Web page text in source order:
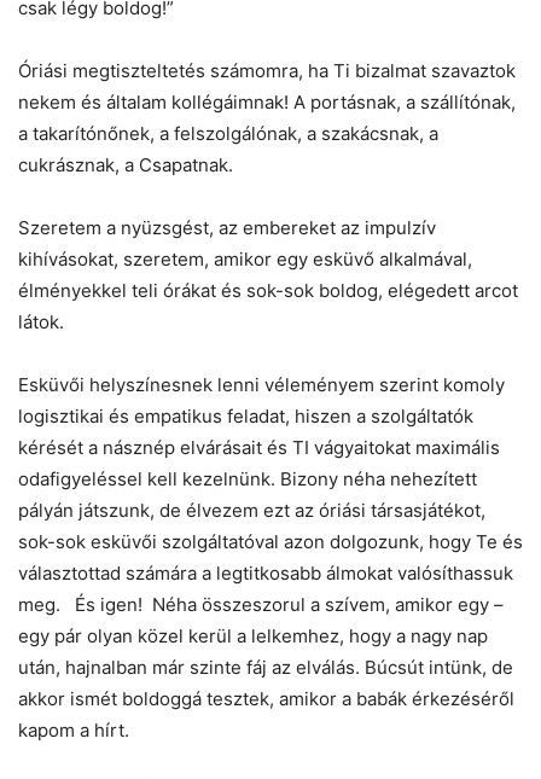
csak légy boldog!”
Óriási megtiszteltetés számomra, ha Ti bizalmat szavaztok
nekem és általam kollégáimnak! A portásnak, a szállítónak,
a takarítónőnek, a felszolgálónak, a szakácsnak, a
cukrásznak, a Csapatnak.
Szeretem a nyüzsgést, az embereket az impulzív
kihívásokat, szeretem, amikor egy esküvő alkalmával,
élményekkel teli órákat és sok-sok boldog, elégedett arcot
látok.
Esküvői helyszínesnek lenni véleményem szerint komoly
logisztikai és empatikus feladat, hiszen a szolgáltatók
kérését a násznép elvárásait és TI vágyaitokat maximális
odafigyeléssel kell kezelnünk. Bizony néha nehezített
pályán játszunk, de élvezem ezt az óriási társasjátékot,
sok-sok esküvői szolgáltatóval azon dolgozunk, hogy Te és
választottad számára a legtitkosabb álmokat valósíthassuk
meg. És igen! Néha összeszorul a szívem, amikor egy –
egy pár olyan közel kerül a lelkemhez, hogy a nagy nap
után, hajnalban már szinte fáj az elválás. Búcsút intünk, de
akkor ismét boldoggá tesztek, amikor a babák érkezéséről
kapom a hírt.